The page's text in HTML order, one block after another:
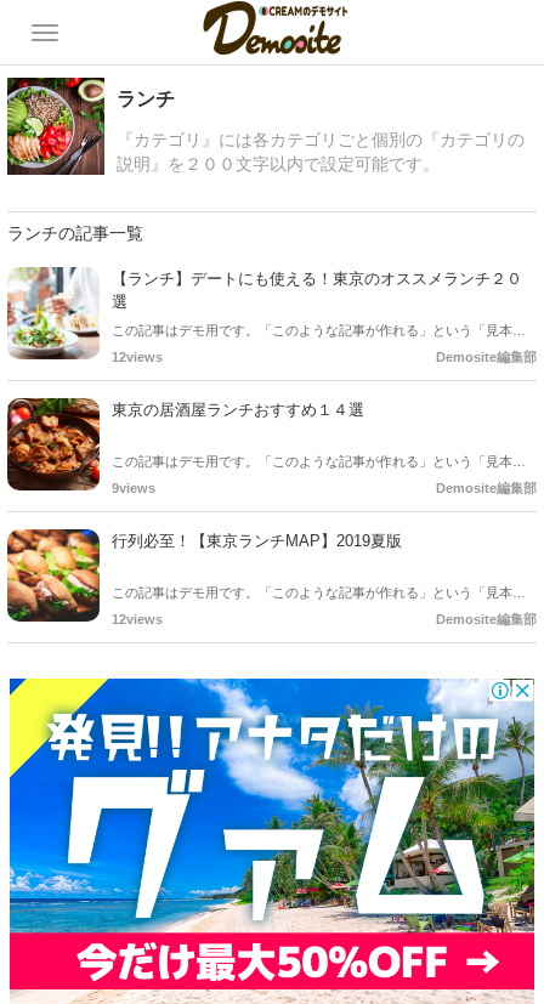
ランチ
『カテゴリ』には各カテゴリごと個別の『カテゴリの
説明』を２００文字以内で設定可能です。
ランチの記事一覧
【ランチ】デートにも使える！東京のオススメランチ２０
選
この記事はデモ用です。「このような記事が作れる」という「見本」
としてご確認ください。
12views Demosite編集部
東京の居酒屋ランチおすすめ１４選
この記事はデモ用です。「このような記事が作れる」という「見本」
としてご確認ください。
9views Demosite編集部
行列必至！【東京ランチMAP】2019夏版
この記事はデモ用です。「このような記事が作れる」という「見本」
としてご確認ください。
12views Demosite編集部